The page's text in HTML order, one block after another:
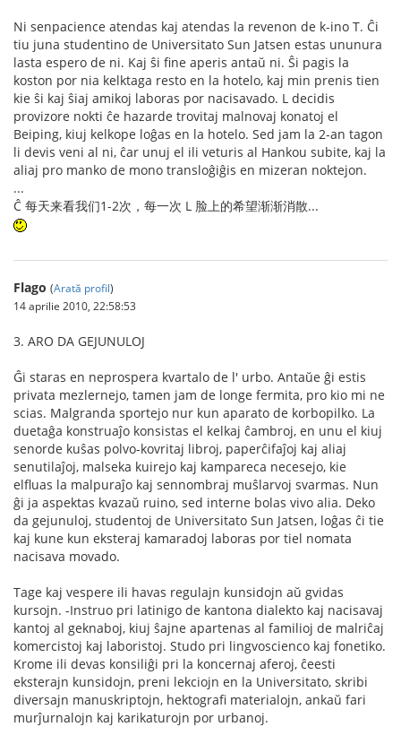
Ni senpacience atendas kaj atendas la revenon de k-ino T. Ĉi
tiu juna studentino de Universitato Sun Jatsen estas ununura
lasta espero de ni. Kaj ŝi fine aperis antaŭ ni. Ŝi pagis la
koston por nia kelktaga resto en la hotelo, kaj min prenis tien
kie ŝi kaj ŝiaj amikoj laboras por nacisavado. L decidis
provizore nokti ĉe hazarde trovitaj malnovaj konatoj el
Beiping, kiuj kelkope loĝas en la hotelo. Sed jam la 2-an tagon
li devis veni al ni, ĉar unuj el ili veturis al Hankou subite, kaj la
aliaj pro manko de mono transloĝiĝis en mizeran noktejon.
...
Ĉ 每天来看我们1-2次，每一次 L 脸上的希望渐渐消散...
Flago (Arată profil)
14 aprilie 2010, 22:58:53
3. ARO DA GEJUNULOJ
Ĝi staras en neprospera kvartalo de l' urbo. Antaŭe ĝi estis
privata mezlernejo, tamen jam de longe fermita, pro kio mi ne
scias. Malgranda sportejo nur kun aparato de korbopilko. La
duetaĝa konstruaĵo konsistas el kelkaj ĉambroj, en unu el kiuj
senorde kuŝas polvo-kovritaj libroj, paperĉifaĵoj kaj aliaj
senutilaĵoj, malseka kuirejo kaj kampareca necesejo, kie
elfluas la malpuraĵo kaj sennombraj muŝlarvoj svarmas. Nun
ĝi ja aspektas kvazaŭ ruino, sed interne bolas vivo alia. Deko
da gejunuloj, studentoj de Universitato Sun Jatsen, loĝas ĉi tie
kaj kune kun eksteraj kamaradoj laboras por tiel nomata
nacisava movado.
Tage kaj vespere ili havas regulajn kunsidojn aŭ gvidas
kursojn. -Instruo pri latinigo de kantona dialekto kaj nacisavaj
kantoj al geknaboj, kiuj ŝajne apartenas al familioj de malriĉaj
komercistoj kaj laboristoj. Studo pri lingvoscienco kaj fonetiko.
Krome ili devas konsiliĝi pri la koncernaj aferoj, ĉeesti
eksterajn kunsidojn, preni lekciojn en la Universitato, skribi
diversajn manuskriptojn, hektografi materialojn, ankaŭ fari
murĵurnalojn kaj karikaturojn por urbanoj.